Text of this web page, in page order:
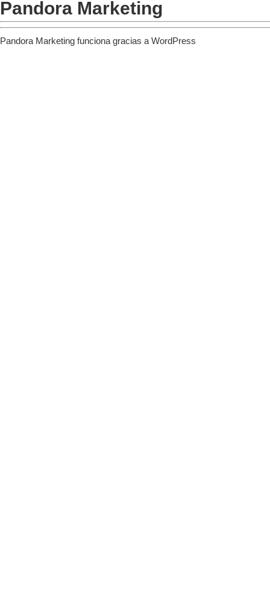
Pandora Marketing
Pandora Marketing funciona gracias a WordPress